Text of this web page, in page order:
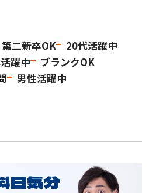
二新卒OK
20代活躍中
躍中
ブランクOK
男性活躍中